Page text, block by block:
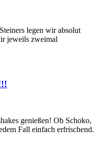
legen wir absolut
jeweils zweimal
genießen! Ob Schoko,
Fall einfach erfrischend.